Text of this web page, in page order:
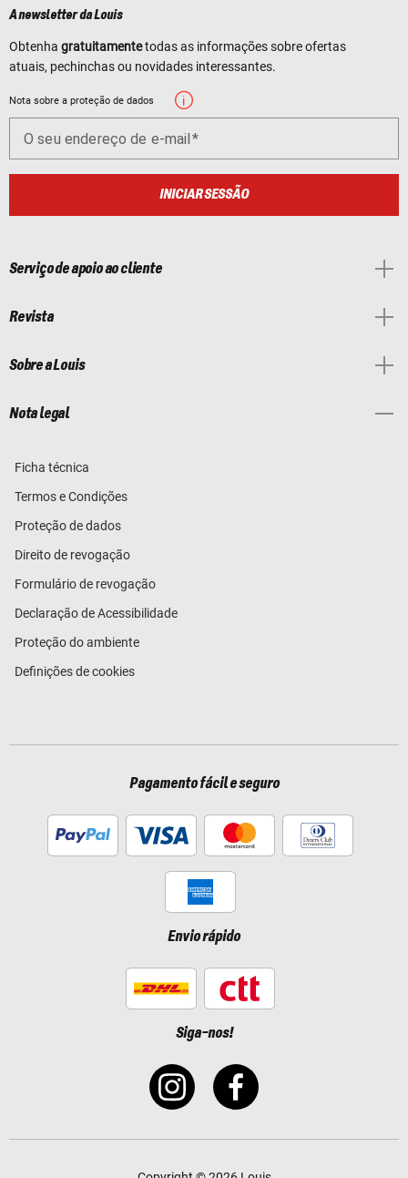
A newsletter da Louis
Obtenha gratuitamentetodas as informações sobre ofertas
atuais, pechinchas ou novidades interessantes.
Nota sobre a proteção de dados
O seu endereço de e-mail
INICIAR SESSÃO
Serviço de apoio ao cliente
Revista
Sobre a Louis
Nota legal
Ficha técnica
Termos e Condições
Proteção de dados
Direito de revogação
Formulário de revogação
Declaração de Acessibilidade
Proteção do ambiente
Definições de cookies
Pagamento fácil e seguro
Envio rápido
Siga-nos!